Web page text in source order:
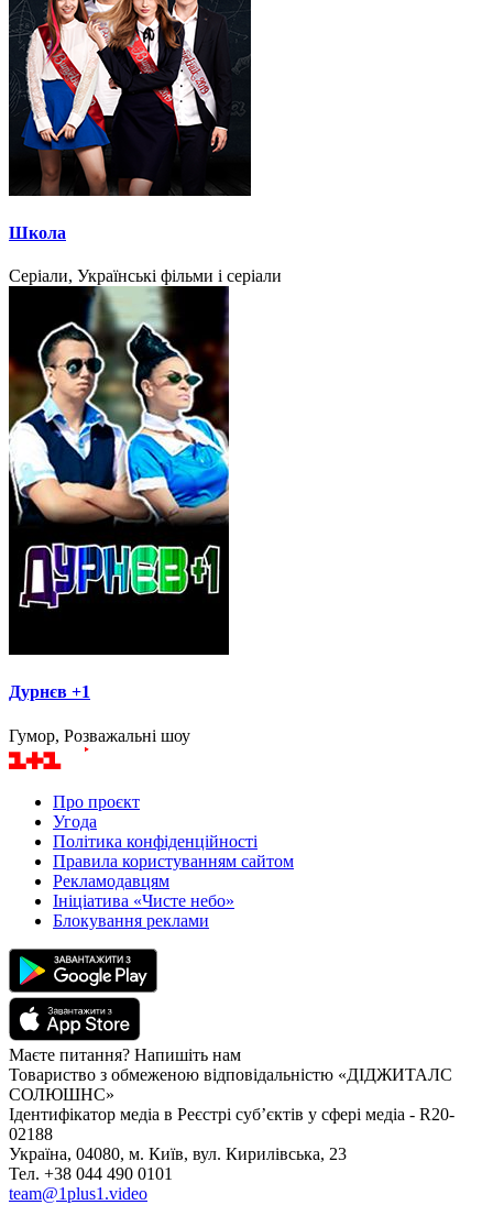
Школа
Серіали, Українські фільми і серіали
Дурнєв +1
Гумор, Розважальні шоу
Про проєкт
Угода
Політика конфіденційності
Правила користуванням сайтом
Рекламодавцям
Ініціатива «Чисте небо»
Блокування реклами
Маєте питання? Напишіть нам
Товариство з обмеженою відповідальністю «ДІДЖИТАЛС
СОЛЮШНС»
Ідентифікатор медіа в Реєстрі суб’єктів у сфері медіа - R20-
02188
Україна, 04080, м. Київ, вул. Кирилівська, 23
Тел. +38 044 490 0101
team@1plus1.video